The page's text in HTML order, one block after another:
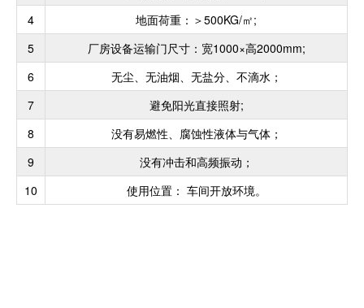
4
地面荷重：＞500KG/㎡;
5
厂房设备运输门尺寸：宽1000×高2000mm;
6
无尘、无油烟、无盐分、不滴水；
7
避免阳光直接照射;
8
没有易燃性、腐蚀性液体与气体；
9
没有冲击和高频振动；
10
使用位置： 车间开放环境。